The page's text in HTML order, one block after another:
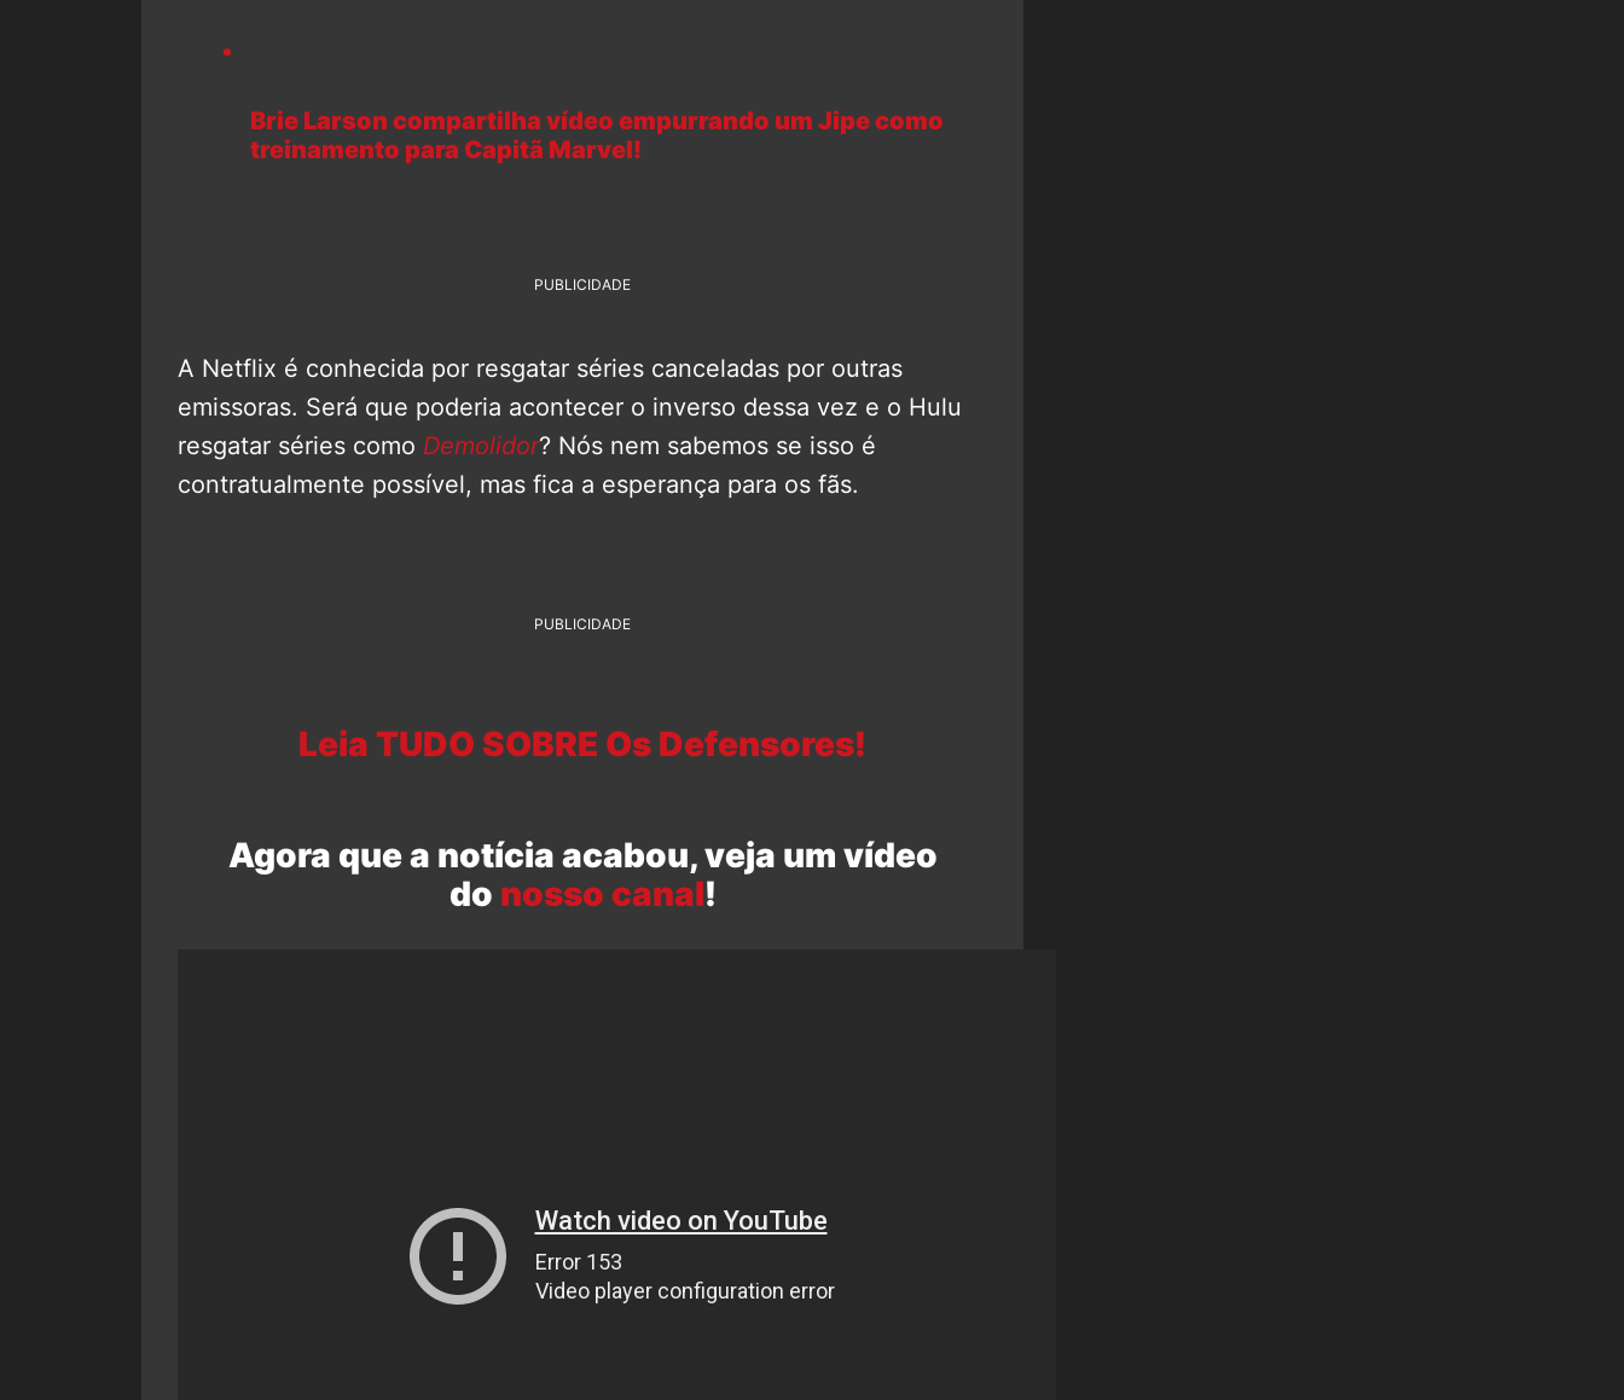
Brie Larson compartilha vídeo empurrando um Jipe como
treinamento para Capitã Marvel!
PUBLICIDADE
A Netflix é conhecida por resgatar séries canceladas por outras
emissoras. Será que poderia acontecer o inverso dessa vez e o Hulu
resgatar séries como Demolidor? Nós nem sabemos se isso é
contratualmente possível, mas fica a esperança para os fãs.
PUBLICIDADE
Leia TUDO SOBRE Os Defensores!
Agora que a notícia acabou, veja um vídeo
do nosso canal!